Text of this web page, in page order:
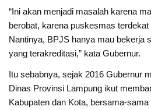
“Ini akan menjadi masalah karena
berobat, karena puskesmas
Nantinya, BPJS hanya mau bekerja
yang terakreditasi,” kata Gubernur.
Itu sebabnya, sejak 2016 Gubernur
Dinas Provinsi Lampung ikut
Kabupaten dan Kota, bersama-